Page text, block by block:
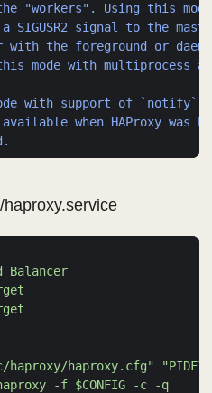
"workers". Using this
signal to the
the foreground or
this mode with multiprocess
with support of `notify`
when HAProxy was
Balancer
haproxy/haproxy.cfg"
-f $CONFIG -c -q